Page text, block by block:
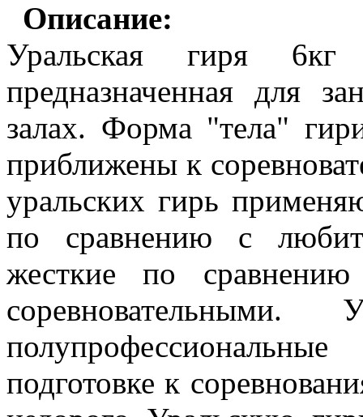
Описание:
Уральская гиря
предназначенная для
залах. Форма "тела"
приближены к
уральских гирь
по сравнению с
жесткие по
подготовке к